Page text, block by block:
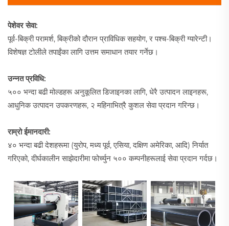
पेशेवर सेवा:
पूर्व-बिक्री परामर्श, बिक्रीको दौरान प्राविधिक सहयोग, र पश्च-बिक्री ग्यारेन्टी।
विशेषज्ञ टोलीले तपाईंका लागि उत्तम समाधान तयार गर्नेछ।
उन्नत प्रविधि:
५०० भन्दा बढी मोल्डहरू अनुकूलित डिजाइनका लागि, धेरै उत्पादन लाइनहरू,
आधुनिक उत्पादन उपकरणहरू, २ महिनाभित्रै कुशल सेवा प्रदान गरिन्छ।
राम्रो ईमानदारी:
४० भन्दा बढी देशहरूमा (युरोप, मध्य पूर्व, एसिया, दक्षिण अमेरिका, आदि) निर्यात
गरिएको, दीर्घकालीन साझेदारीमा फोर्च्युन ५०० कम्पनीहरूलाई सेवा प्रदान गर्दछ।